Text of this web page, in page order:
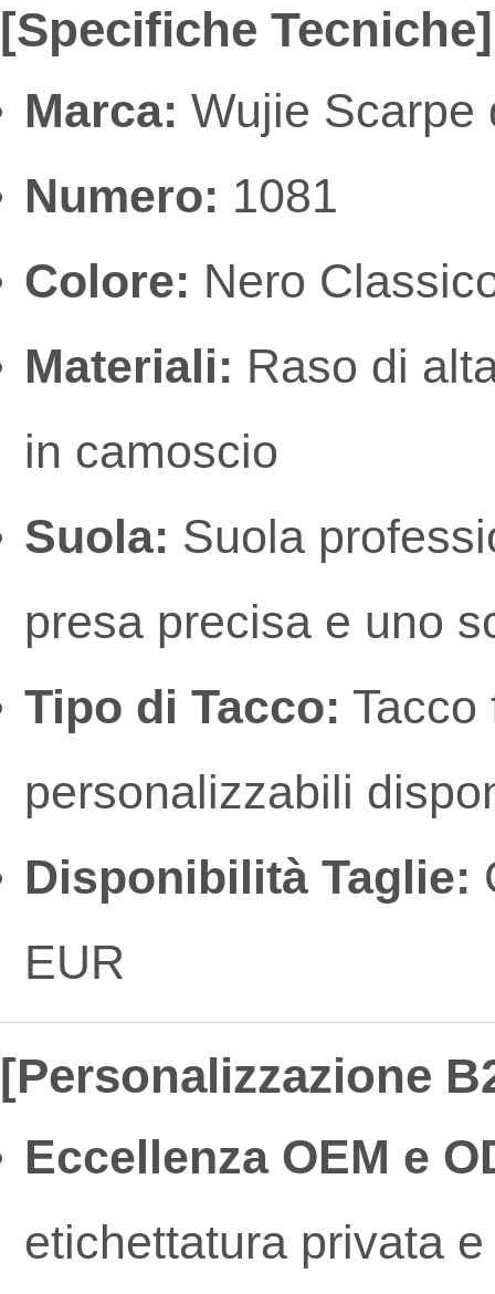
[Specifiche Tecniche]
Marca: Wujie Scarpe
Numero: 1081
Colore: Nero
Materiali: Raso di
in camoscio
Suola: Suola
presa precisa e uno
Tipo di Tacco:
personalizzabili
Disponibilità Taglie:
EUR
[Personalizzazione
Eccellenza OEM e
etichettatura privata